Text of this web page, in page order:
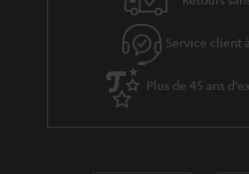
Service client
Plus de 45 ans